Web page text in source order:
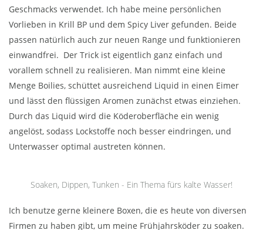
Geschmacks verwendet. Ich habe meine persönlichen
Vorlieben in Krill BP und dem Spicy Liver gefunden. Beide
passen natürlich auch zur neuen Range und funktionieren
einwandfrei. Der Trick ist eigentlich ganz einfach und
vorallem schnell zu realisieren. Man nimmt eine kleine
Menge Boilies, schüttet ausreichend Liquid in einen Eimer
und lässt den flüssigen Aromen zunächst etwas einziehen.
Durch das Liquid wird die Köderoberfläche ein wenig
angelöst, sodass Lockstoffe noch besser eindringen, und
Unterwasser optimal austreten können.
Soaken, Dippen, Tunken - Ein Thema fürs kalte Wasser!
Ich benutze gerne kleinere Boxen, die es heute von diversen
Firmen zu haben gibt, um meine Frühjahrsköder zu soaken.